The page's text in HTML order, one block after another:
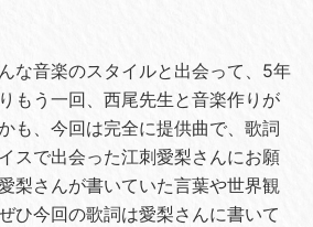
な音楽のスタイルと出会って、5年
もう一回、西尾先生と音楽作りが
も、今回は完全に提供曲で、歌詞
スで出会った江刺愛梨さんにお願
梨さんが書いていた言葉や世界観
ひ今回の歌詞は愛梨さんに書いて